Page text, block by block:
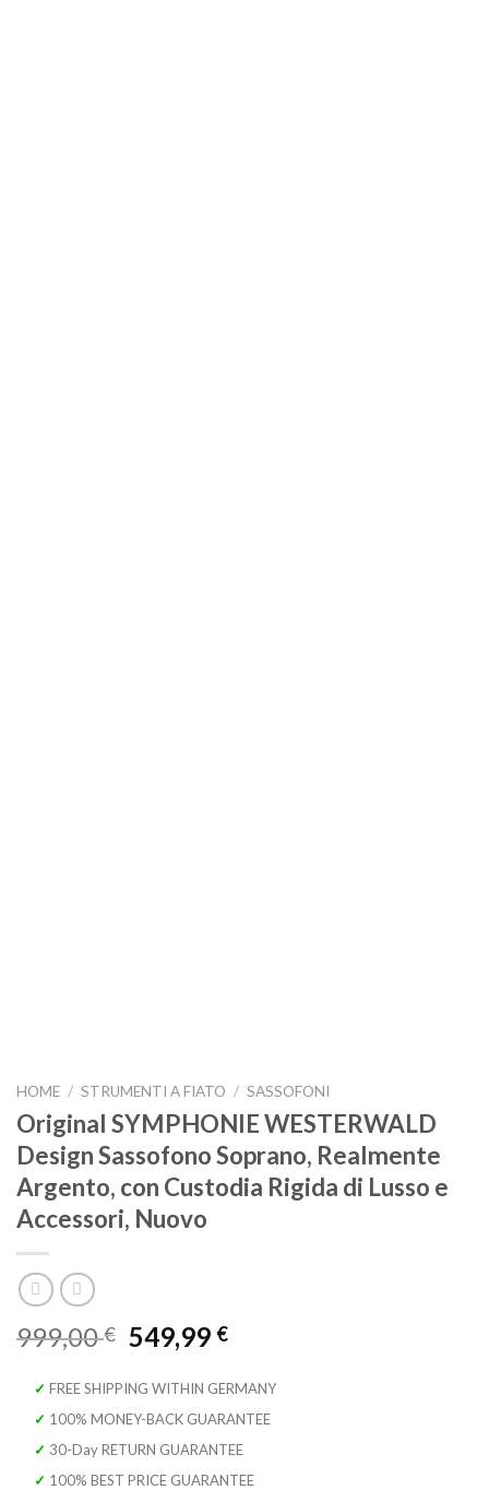
HOME / STRUMENTI A FIATO / SASSOFONI
Original SYMPHONIE WESTERWALD
Design Sassofono Soprano, Realmente
Argento, con Custodia Rigida di Lusso e
Accessori, Nuovo
999,00€ Il
prezzo
originale
era:
999,00 €.
549,99 €Il
attuale
è:
549,99 €.
✓ FREE SHIPPING WITHIN GERMANY
✓ 100% MONEY-BACK GUARANTEE
✓ 30-Day RETURN GUARANTEE
✓ 100% BEST PRICE GUARANTEE